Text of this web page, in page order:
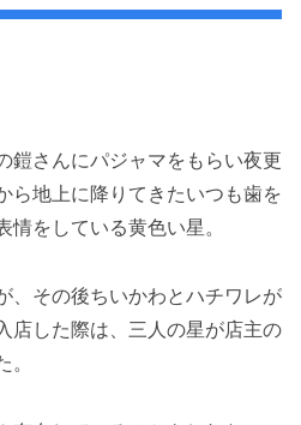
鎧さんにパジャマをもらい夜更
ら地上に降りてきたいつも歯を
をしている黄色い星。
、その後ちいかわとハチワレが
店した際は、三人の星が店主の